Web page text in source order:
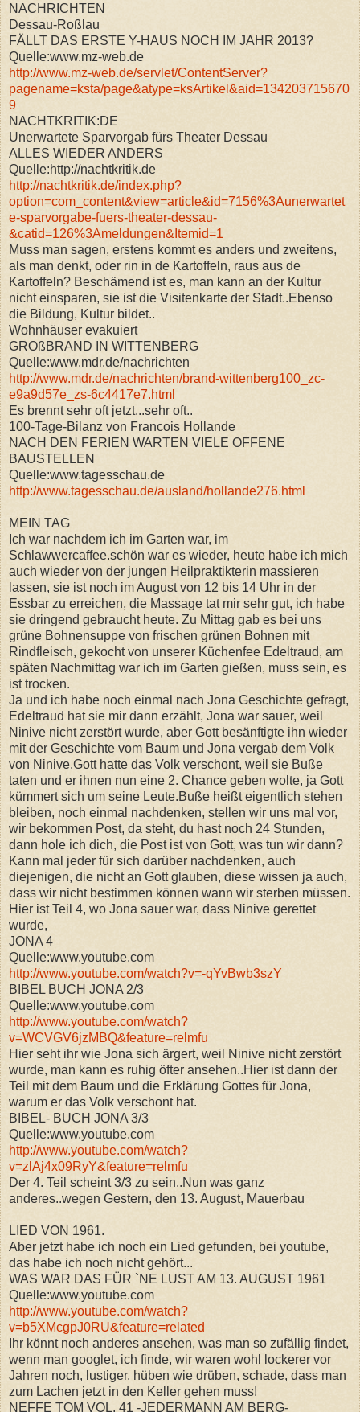
NACHRICHTEN
Dessau-Roßlau
FÄLLT DAS ERSTE Y-HAUS NOCH IM JAHR 2013?
Quelle:www.mz-web.de
http://www.mz-web.de/servlet/ContentServer?
pagename=ksta/page&atype=ksArtikel&aid=134203715670
9
NACHTKRITIK:DE
Unerwartete Sparvorgab fürs Theater Dessau
ALLES WIEDER ANDERS
Quelle:http://nachtkritik.de
http://nachtkritik.de/index.php?
option=com_content&view=article&id=7156%3Aunerwartet
e-sparvorgabe-fuers-theater-dessau-
&catid=126%3Ameldungen&Itemid=1
Muss man sagen, erstens kommt es anders und zweitens,
als man denkt, oder rin in de Kartoffeln, raus aus de
Kartoffeln? Beschämend ist es, man kann an der Kultur
nicht einsparen, sie ist die Visitenkarte der Stadt..Ebenso
die Bildung, Kultur bildet..
Wohnhäuser evakuiert
GROßBRAND IN WITTENBERG
Quelle:www.mdr.de/nachrichten
http://www.mdr.de/nachrichten/brand-wittenberg100_zc-
e9a9d57e_zs-6c4417e7.html
Es brennt sehr oft jetzt...sehr oft..
100-Tage-Bilanz von Francois Hollande
NACH DEN FERIEN WARTEN VIELE OFFENE
BAUSTELLEN
Quelle:www.tagesschau.de
http://www.tagesschau.de/ausland/hollande276.html
MEIN TAG
Ich war nachdem ich im Garten war, im
Schlawwercaffee.schön war es wieder, heute habe ich mich
auch wieder von der jungen Heilpraktikterin massieren
lassen, sie ist noch im August von 12 bis 14 Uhr in der
Essbar zu erreichen, die Massage tat mir sehr gut, ich habe
sie dringend gebraucht heute. Zu Mittag gab es bei uns
grüne Bohnensuppe von frischen grünen Bohnen mit
Rindfleisch, gekocht von unserer Küchenfee Edeltraud, am
späten Nachmittag war ich im Garten gießen, muss sein, es
ist trocken.
Ja und ich habe noch einmal nach Jona Geschichte gefragt,
Edeltraud hat sie mir dann erzählt, Jona war sauer, weil
Ninive nicht zerstört wurde, aber Gott besänftigte ihn wieder
mit der Geschichte vom Baum und Jona vergab dem Volk
von Ninive.Gott hatte das Volk verschont, weil sie Buße
taten und er ihnen nun eine 2. Chance geben wolte, ja Gott
kümmert sich um seine Leute.Buße heißt eigentlich stehen
bleiben, noch einmal nachdenken, stellen wir uns mal vor,
wir bekommen Post, da steht, du hast noch 24 Stunden,
dann hole ich dich, die Post ist von Gott, was tun wir dann?
Kann mal jeder für sich darüber nachdenken, auch
diejenigen, die nicht an Gott glauben, diese wissen ja auch,
dass wir nicht bestimmen können wann wir sterben müssen.
Hier ist Teil 4, wo Jona sauer war, dass Ninive gerettet
wurde,
JONA 4
Quelle:www.youtube.com
http://www.youtube.com/watch?v=-qYvBwb3szY
BIBEL BUCH JONA 2/3
Quelle:www.youtube.com
http://www.youtube.com/watch?
v=WCVGV6jzMBQ&feature=relmfu
Hier seht ihr wie Jona sich ärgert, weil Ninive nicht zerstört
wurde, man kann es ruhig öfter ansehen..Hier ist dann der
Teil mit dem Baum und die Erklärung Gottes für Jona,
warum er das Volk verschont hat.
BIBEL- BUCH JONA 3/3
Quelle:www.youtube.com
http://www.youtube.com/watch?
v=zlAj4x09RyY&feature=relmfu
Der 4. Teil scheint 3/3 zu sein..Nun was ganz
anderes..wegen Gestern, den 13. August, Mauerbau
LIED VON 1961.
Aber jetzt habe ich noch ein Lied gefunden, bei youtube,
das habe ich noch nicht gehört...
WAS WAR DAS FÜR `NE LUST AM 13. AUGUST 1961
Quelle:www.youtube.com
http://www.youtube.com/watch?
v=b5XMcgpJ0RU&feature=related
Ihr könnt noch anderes ansehen, was man so zufällig findet,
wenn man googlet, ich finde, wir waren wohl lockerer vor
Jahren noch, lustiger, hüben wie drüben, schade, dass man
zum Lachen jetzt in den Keller gehen muss!
NEFFE TOM VOL. 41 -JEDERMANN AM BERG-